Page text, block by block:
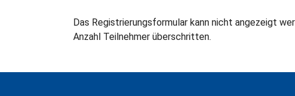
Das Registrierungsformular kann nicht angezeigt
Anzahl Teilnehmer überschritten.